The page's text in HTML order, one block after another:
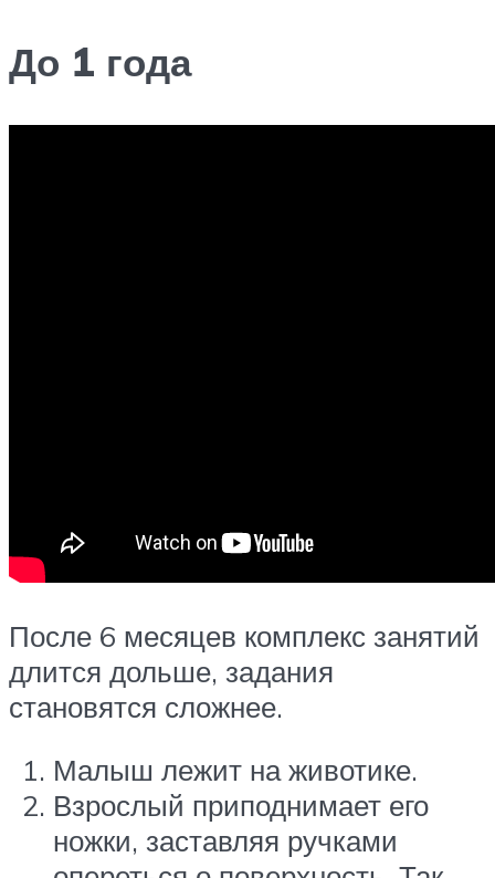
До 1 года
После 6 месяцев комплекс занятий
длится дольше, задания
становятся сложнее.
Малыш лежит на животике.
Взрослый приподнимает его
ножки, заставляя ручками